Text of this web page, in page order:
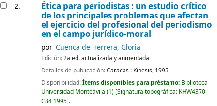
2. Ética para periodistas : un estudio crítico
de los principales problemas que afectan
el ejercicio del profesional del periodismo
en el campo jurídico-moral
por Cuenca de Herrera, Gloria
Edición:2a ed. actualizada y aumentada
Detalles de publicación:Caracas : Kinesis, 1995
Disponibilidad:Ítems disponibles para préstamo: Biblioteca
Universidad Monteávila (1) Signatura topográfica: KHW4370
C84 1995 .